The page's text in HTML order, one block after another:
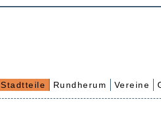
Stadtteile Rundherum Vereine